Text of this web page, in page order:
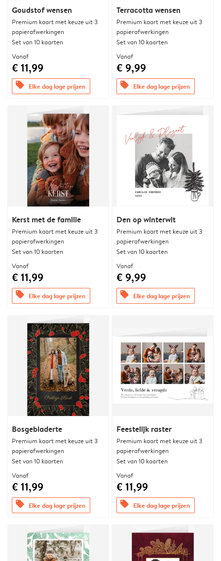
Goudstof wensen
Premium kaart met keuze uit 3
papierafwerkingen
Set van 10 kaarten
Vanaf
€ 11,99
offers Elke dag lage prijzen
Terracotta wensen
Premium kaart met keuze uit 3
papierafwerkingen
Set van 10 kaarten
Vanaf
€ 9,99
offers Elke dag lage prijzen
Kerst met de familie
Premium kaart met keuze uit 3
papierafwerkingen
Set van 10 kaarten
Vanaf
€ 11,99
offers Elke dag lage prijzen
Den op winterwit
Premium kaart met keuze uit 3
papierafwerkingen
Set van 10 kaarten
Vanaf
€ 9,99
offers Elke dag lage prijzen
Bosgebladerte
Premium kaart met keuze uit 3
papierafwerkingen
Set van 10 kaarten
Vanaf
€ 11,99
offers Elke dag lage prijzen
Feestelijk raster
Premium kaart met keuze uit 3
papierafwerkingen
Set van 10 kaarten
Vanaf
€ 11,99
offers Elke dag lage prijzen